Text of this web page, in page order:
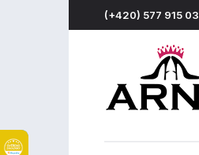
(+420) 577 915